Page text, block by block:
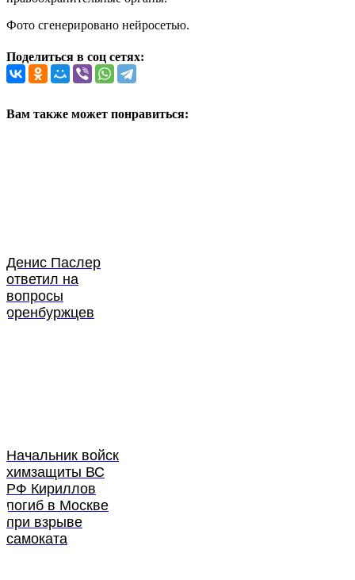
Фото сгенерировано нейросетью.
Поделиться в соц сетях:
Вам также может понравиться:
Денис Паслер
ответил на
вопросы
оренбуржцев
Начальник войск
химзащиты ВС
РФ Кириллов
погиб в Москве
при взрыве
самоката